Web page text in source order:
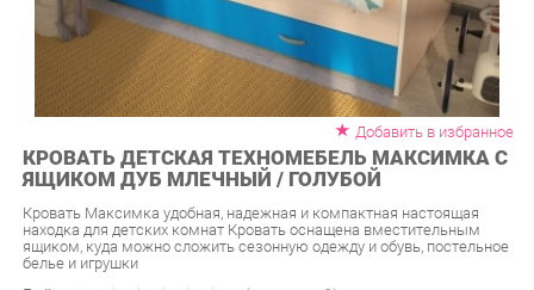
Добавить в избранное
КРОВАТЬ ДЕТСКАЯ ТЕХНОМЕБЕЛЬ МАКСИМКА С
ЯЩИКОМ ДУБ МЛЕЧНЫЙ / ГОЛУБОЙ
Кровать Максимка удобная, надежная и компактная настоящая
ящиком, куда можно сложить сезонную одежду и обувь, постельное
белье и игрушки
Рейтинг: